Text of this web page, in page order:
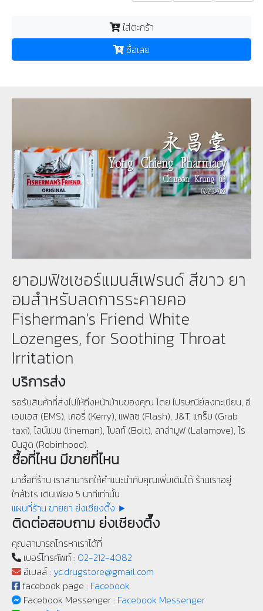
ใส่ตะกร้า
ซื้อเลย
ยาอมฟิชเชอร์แมนส์เฟรนด์ สีขาว ยา
อมสำหรับลดการระคายคอ
Fisherman's Friend White
Lozenges, for Soothing Throat
Irritation
บริการส่ง
รอรับสินค้าที่ส่งไปให้ถึงหน้าบ้านของคุณ โดย ไปรษณีย์ลงทะเบียน, อี
เอมเอส (EMS), เคอรี่ (Kerry), แฟลช (Flash), J&T, แกร็บ (Grab
taxi), ไลน์แมน (lineman), โบลท์ (Bolt), ลาล่ามูฟ (Lalamove), โร
บินฮูด (Robinhood).
ซื้อที่ไหน มีขายที่ไหน
มาซื้อที่ร้าน เราสามารถให้คำแนะนำกับคุณเพิ่มเติมได้ ร้านเราอยู่
ใกล้bts เดินเพียง 5 นาทีเท่านั้น
แผนที่ร้าน ขายยา ย่งเชียงตึ๊ง ►
ติดต่อสอบถาม ย่งเชียงตึ๊ง
คุณสามารถโทรหาเราได้ที่
เบอร์โทรศัพท์ : 02-212-4082
อีเมลล์ : yc.drugstore@gmail.com
facebook page : Facebook
Facebook Messenger : Facebook Messenger